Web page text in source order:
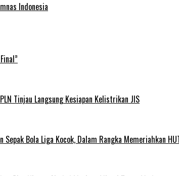
Indonesia
Tinjau Langsung Kesiapan Kelistrikan JIS
Sepak Bola Liga Kocok, Dalam Rangka Memeriahkan